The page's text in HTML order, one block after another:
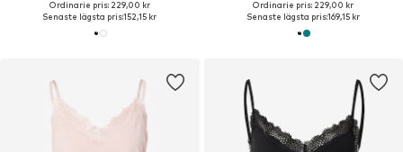
Ordinarie pris: 229,00 kr
Senaste lägsta pris:152,15 kr
Ordinarie pris: 229,00 kr
Senaste lägsta pris:169,15 kr